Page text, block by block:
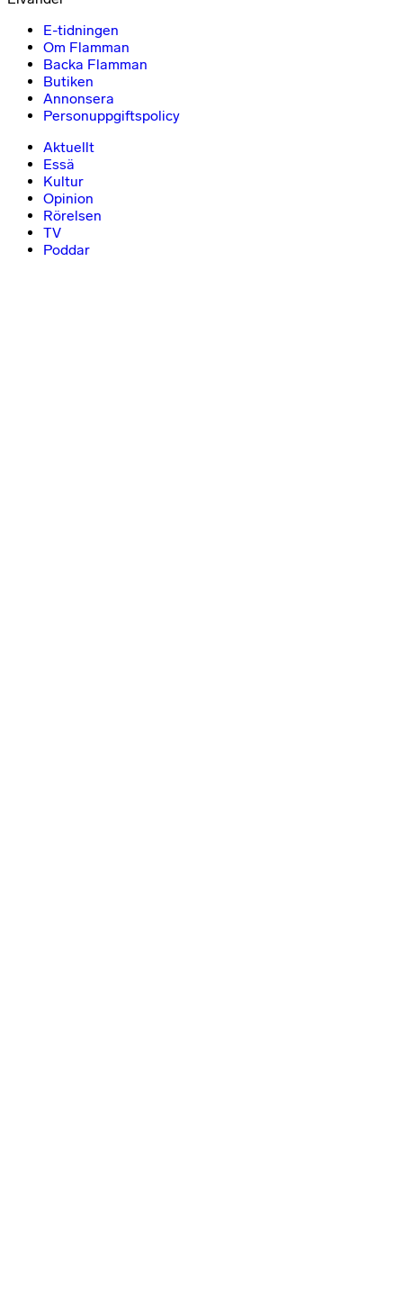
E-tidningen
Om Flamman
Backa Flamman
Butiken
Annonsera
Personuppgiftspolicy
Aktuellt
Essä
Kultur
Opinion
Rörelsen
TV
Poddar